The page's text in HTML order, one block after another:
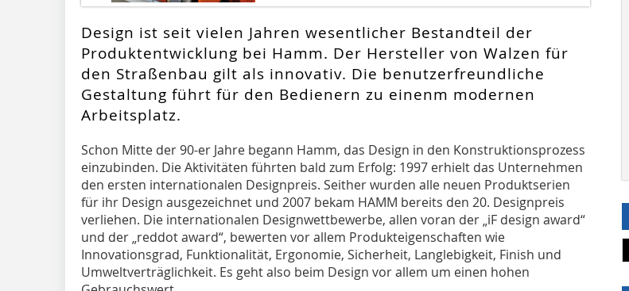
Design ist seit vielen Jahren wesentlicher Bestandteil der
Produktentwicklung bei Hamm. Der Hersteller von Walzen für
den Straßenbau gilt als innovativ. Die benutzerfreundliche
Gestaltung führt für den Bedienern zu einenm modernen
Arbeitsplatz.
Schon Mitte der 90-er Jahre begann Hamm, das Design in den Konstruktionsprozess
einzubinden. Die Aktivitäten führten bald zum Erfolg: 1997 erhielt das Unternehmen
den ersten internationalen Designpreis. Seither wurden alle neuen Produktserien
für ihr Design ausgezeichnet und 2007 bekam HAMM bereits den 20. Designpreis
verliehen. Die internationalen Designwettbewerbe, allen voran der „iF design award“
und der „reddot award“, bewerten vor allem Produkteigenschaften wie
Innovationsgrad, Funktionalität, Ergonomie, Sicherheit, Langlebigkeit, Finish und
Umweltverträglichkeit. Es geht also beim Design vor allem um einen hohen